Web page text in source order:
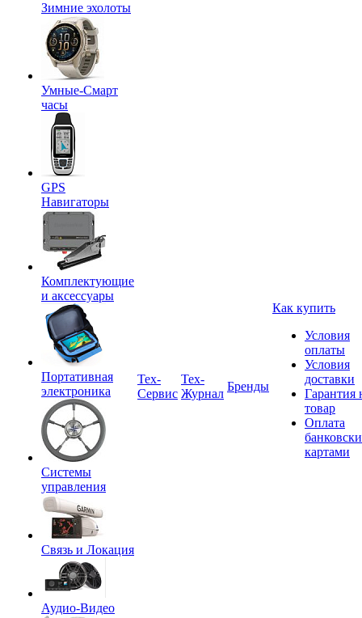
Зимние эхолоты
Умные-Смарт
часы
GPS
Навигаторы
Комплектующие
и аксессуары
Портативная
электроника
Системы
управления
Связь и Локация
Аудио-Видео
Tex-
Сервис
Тех-
Журнал
Бренды
Как купить
Условия
оплаты
Условия
доставки
Гарантия
товар
Оплата
картами